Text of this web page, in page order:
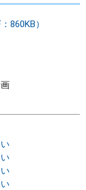
860KB）